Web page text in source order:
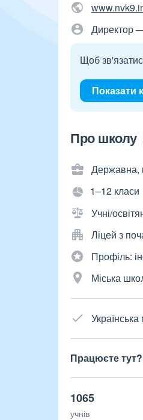
Директор
Щоб
Показати
Про школу
Державна,
1–12 класи
Учні/
Ліцей з
Профіль:
Міська
Працюєте тут?
1065
учнів